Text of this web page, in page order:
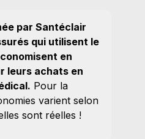
par Santéclair
qui utilisent le
en
leurs achats en
Pour la
varient selon
sont réelles !